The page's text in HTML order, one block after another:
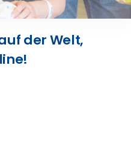
der Welt,